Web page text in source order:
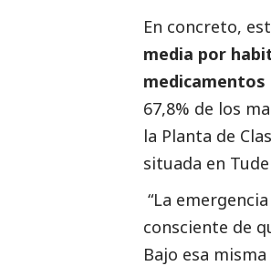
En concreto,
media por
medicamentos
67,8% de los
la Planta de
situada en
“La
consciente de
Bajo esa